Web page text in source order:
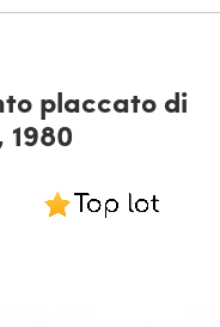
placcato di